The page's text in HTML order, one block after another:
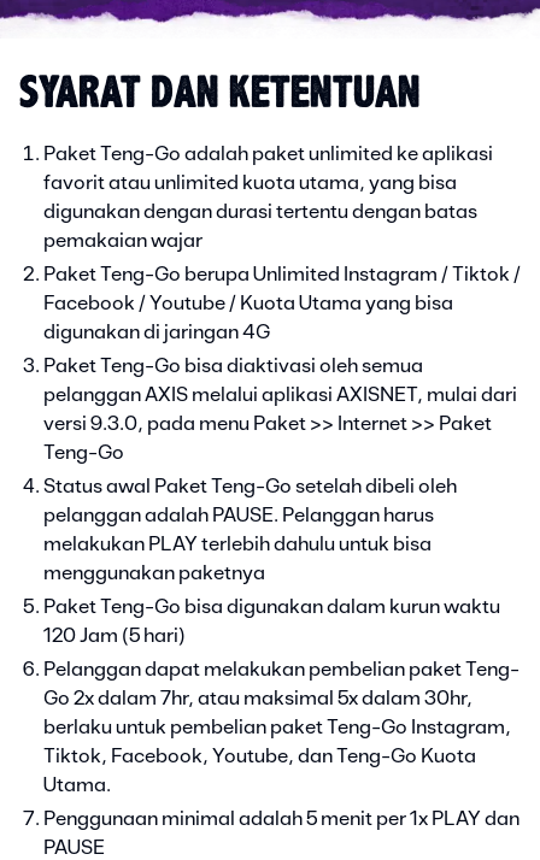
SYARAT DAN KETENTUAN
Paket Teng-Go adalah paket unlimited ke aplikasi
favorit atau unlimited kuota utama, yang bisa
digunakan dengan durasi tertentu dengan batas
pemakaian wajar
Paket Teng-Go berupa Unlimited Instagram / Tiktok /
Facebook / Youtube / Kuota Utama yang bisa
digunakan di jaringan 4G
Paket Teng-Go bisa diaktivasi oleh semua
pelanggan AXIS melalui aplikasi AXISNET, mulai dari
versi 9.3.0, pada menu Paket >> Internet >> Paket
Teng-Go
Status awal Paket Teng-Go setelah dibeli oleh
pelanggan adalah PAUSE. Pelanggan harus
melakukan PLAY terlebih dahulu untuk bisa
menggunakan paketnya
Paket Teng-Go bisa digunakan dalam kurun waktu
120 Jam (5 hari)
Pelanggan dapat melakukan pembelian paket Teng-
Go 2x dalam 7hr, atau maksimal 5x dalam 30hr,
berlaku untuk pembelian paket Teng-Go Instagram,
Tiktok, Facebook, Youtube, dan Teng-Go Kuota
Utama.
Penggunaan minimal adalah 5 menit per 1x PLAY dan
PAUSE